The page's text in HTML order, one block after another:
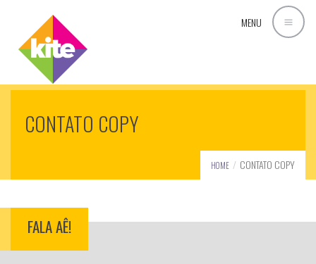
MENU
CONTATO COPY
HOME CONTATO COPY
FALA AÊ!